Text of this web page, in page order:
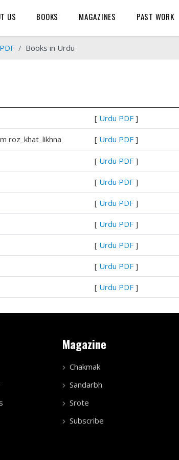
US BOOKS MAGAZINES PAST WORK
Books in Urdu
[ Urdu PDF ]
roz_khat_likhna [ Urdu PDF ]
[ Urdu PDF ]
[ Urdu PDF ]
[ Urdu PDF ]
[ Urdu PDF ]
[ Urdu PDF ]
[ Urdu PDF ]
[ Urdu PDF ]
Magazine
Chakmak
Sandarbh
Srote
Subscribe